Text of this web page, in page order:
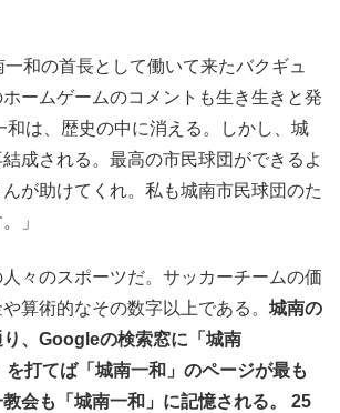
和の首長として働いて来たバクギュ
ームゲームのコメントも生き生きと発
和は、歴史の中に消える。しかし、城
成される。最高の市民球団ができるよ
が助けてくれ。私も城南市民球団のた
」
々のスポーツだ。サッカーチームの価
算術的なその数字以上である。 城南の
、Googleの検索窓に「城南
を打てば「城南一和」のページが最も
会も「城南一和」に記憶される。 25